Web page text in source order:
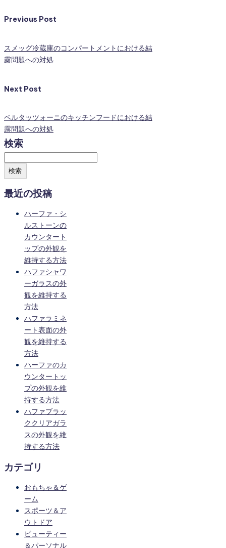
Previous Post
スメッグ冷蔵庫のコンパートメントにおける結
露問題への対処
Next Post
ベルタッツォーニのキッチンフードにおける結
露問題への対処
検索
検索
最近の投稿
ハーファ・シ
ルストーンの
カウンタート
ップの外観を
維持する方法
ハファシャワ
ーガラスの外
観を維持する
方法
ハファラミネ
ート表面の外
観を維持する
方法
ハーファのカ
ウンタートッ
プの外観を維
持する方法
ハファブラッ
ククリアガラ
スの外観を維
持する方法
カテゴリ
おもちゃ＆ゲ
ーム
スポーツ＆ア
ウトドア
ビューティー
＆パーソナル